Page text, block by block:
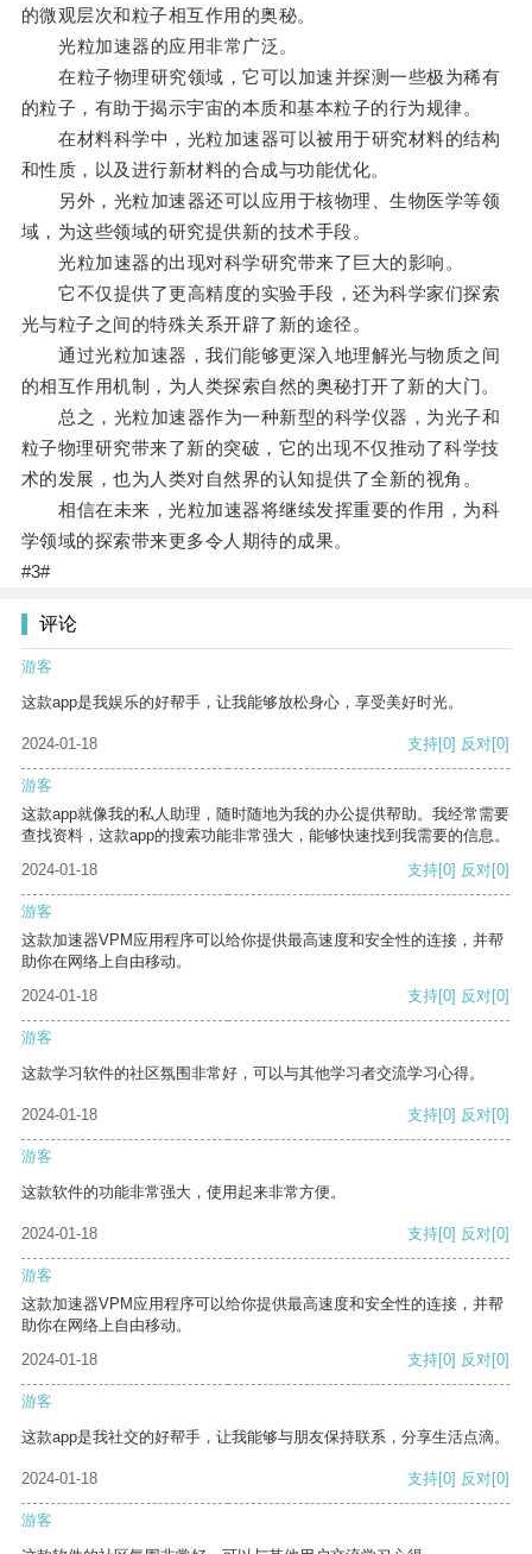
的微观层次和粒子相互作用的奥秘。
光粒加速器的应用非常广泛。
在粒子物理研究领域，它可以加速并探测一些极为稀有
的粒子，有助于揭示宇宙的本质和基本粒子的行为规律。
在材料科学中，光粒加速器可以被用于研究材料的结构
和性质，以及进行新材料的合成与功能优化。
另外，光粒加速器还可以应用于核物理、生物医学等领
域，为这些领域的研究提供新的技术手段。
光粒加速器的出现对科学研究带来了巨大的影响。
它不仅提供了更高精度的实验手段，还为科学家们探索
光与粒子之间的特殊关系开辟了新的途径。
通过光粒加速器，我们能够更深入地理解光与物质之间
的相互作用机制，为人类探索自然的奥秘打开了新的大门。
总之，光粒加速器作为一种新型的科学仪器，为光子和
粒子物理研究带来了新的突破，它的出现不仅推动了科学技
术的发展，也为人类对自然界的认知提供了全新的视角。
相信在未来，光粒加速器将继续发挥重要的作用，为科
学领域的探索带来更多令人期待的成果。
#3#
评论
游客
这款app是我娱乐的好帮手，让我能够放松身心，享受美好时光。
2024-01-18 支持[0] 反对[0]
游客
这款app就像我的私人助理，随时随地为我的办公提供帮助。我经常需要
查找资料，这款app的搜索功能非常强大，能够快速找到我需要的信息。
2024-01-18
支持[0] 反对[0]
游客
这款加速器VPM应用程序可以给你提供最高速度和安全性的连接，并帮
助你在网络上自由移动。
2024-01-18
支持[0] 反对[0]
游客
这款学习软件的社区氛围非常好，可以与其他学习者交流学习心得。
2024-01-18 支持[0] 反对[0]
游客
这款软件的功能非常强大，使用起来非常方便。
2024-01-18 支持[0] 反对[0]
游客
这款加速器VPM应用程序可以给你提供最高速度和安全性的连接，并帮
助你在网络上自由移动。
2024-01-18
支持[0] 反对[0]
游客
这款app是我社交的好帮手，让我能够与朋友保持联系，分享生活点滴。
2024-01-18 支持[0] 反对[0]
游客